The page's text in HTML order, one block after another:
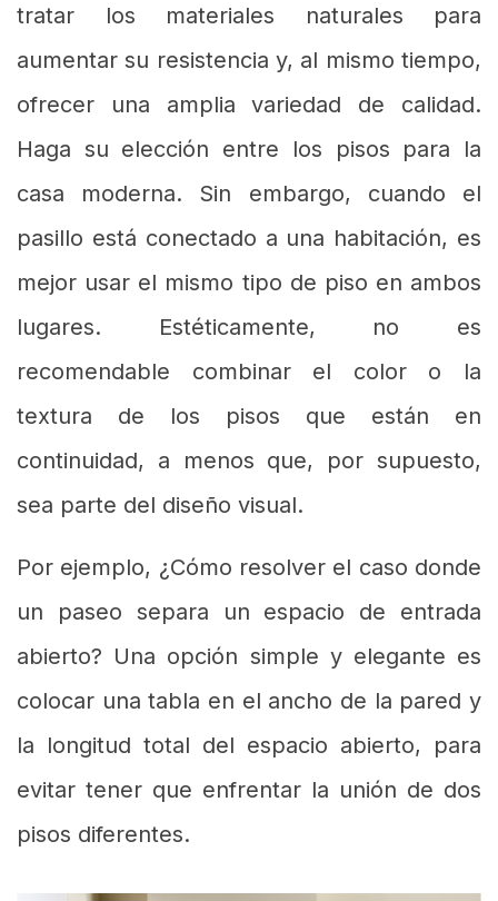
tratar los materiales naturales para
aumentar su resistencia y, al mismo tiempo,
ofrecer una amplia variedad de calidad.
Haga su elección entre los pisos para la
casa moderna. Sin embargo, cuando el
pasillo está conectado a una habitación, es
mejor usar el mismo tipo de piso en ambos
lugares. Estéticamente, no es
recomendable combinar el color o la
textura de los pisos que están en
continuidad, a menos que, por supuesto,
sea parte del diseño visual.
Por ejemplo, ¿Cómo resolver el caso donde
un paseo separa un espacio de entrada
abierto? Una opción simple y elegante es
colocar una tabla en el ancho de la pared y
la longitud total del espacio abierto, para
evitar tener que enfrentar la unión de dos
pisos diferentes.